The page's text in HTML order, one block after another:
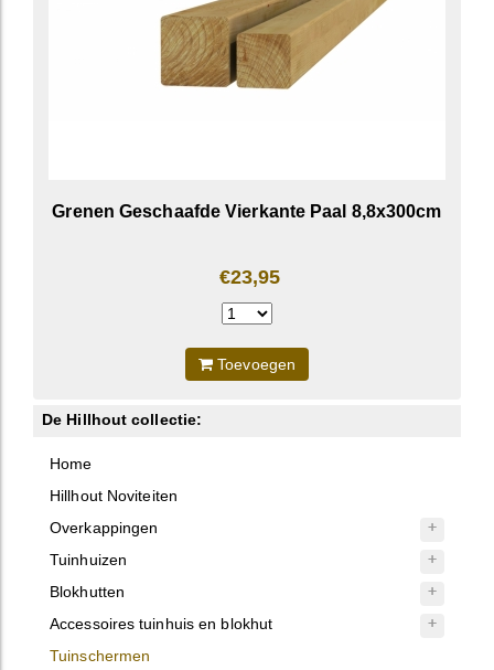
Grenen Geschaafde Vierkante Paal 8,8x300cm
€23,95
Toevoegen
De Hillhout collectie:
Home
Hillhout Noviteiten
Overkappingen
Tuinhuizen
Blokhutten
Accessoires tuinhuis en blokhut
Tuinschermen